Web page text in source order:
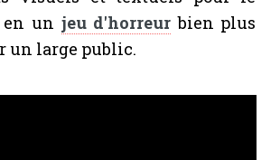
en un jeu d'horreur bien plus
un large public.